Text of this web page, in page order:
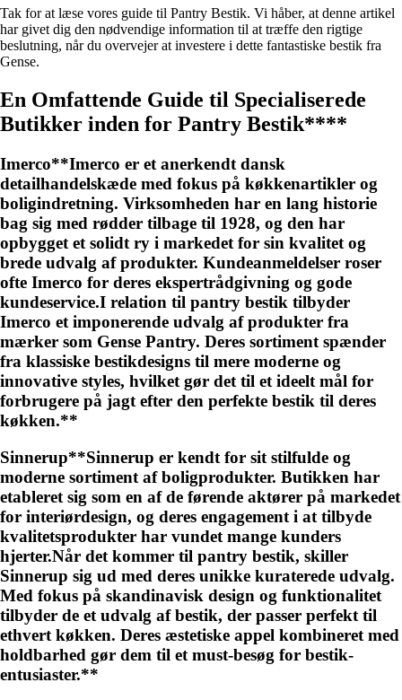
Tak for at læse vores guide til Pantry Bestik. Vi håber, at denne artikel
har givet dig den nødvendige information til at træffe den rigtige
beslutning, når du overvejer at investere i dette fantastiske bestik fra
Gense.
En Omfattende Guide til Specialiserede
Butikker inden for Pantry Bestik****
Imerco**Imerco er et anerkendt dansk
detailhandelskæde med fokus på køkkenartikler og
boligindretning. Virksomheden har en lang historie
bag sig med rødder tilbage til 1928, og den har
opbygget et solidt ry i markedet for sin kvalitet og
brede udvalg af produkter. Kundeanmeldelser roser
ofte Imerco for deres ekspertrådgivning og gode
kundeservice.I relation til pantry bestik tilbyder
Imerco et imponerende udvalg af produkter fra
mærker som Gense Pantry. Deres sortiment spænder
fra klassiske bestikdesigns til mere moderne og
innovative styles, hvilket gør det til et ideelt mål for
forbrugere på jagt efter den perfekte bestik til deres
køkken.**
Sinnerup**Sinnerup er kendt for sit stilfulde og
moderne sortiment af boligprodukter. Butikken har
etableret sig som en af de førende aktører på markedet
for interiørdesign, og deres engagement i at tilbyde
kvalitetsprodukter har vundet mange kunders
hjerter.Når det kommer til pantry bestik, skiller
Sinnerup sig ud med deres unikke kuraterede udvalg.
Med fokus på skandinavisk design og funktionalitet
tilbyder de et udvalg af bestik, der passer perfekt til
ethvert køkken. Deres æstetiske appel kombineret med
holdbarhed gør dem til et must-besøg for bestik-
entusiaster.**